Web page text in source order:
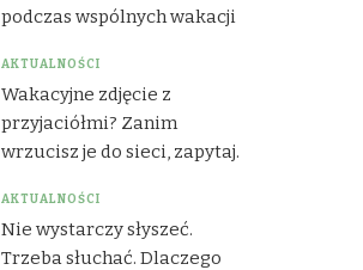
podczas wspólnych wakacji
AKTUALNOŚCI
Wakacyjne zdjęcie z
przyjaciółmi? Zanim
wrzucisz je do sieci, zapytaj.
AKTUALNOŚCI
Nie wystarczy słyszeć.
Trzeba słuchać. Dlaczego